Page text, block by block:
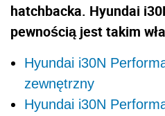
hatchbacka. Hyundai
pewnością jest takim
Hyundai i30N
zewnętrzny
Hyundai i30N